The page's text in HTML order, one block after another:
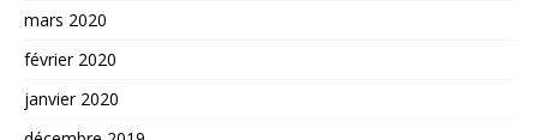
mars 2020
février 2020
janvier 2020